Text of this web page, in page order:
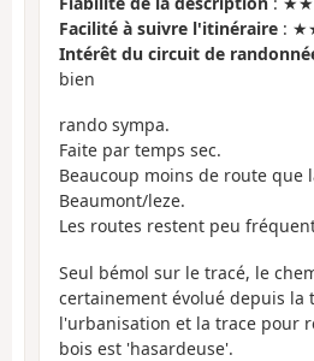
Facilité à suivre l'itinéraire :
Intérêt du circuit de
bien
rando sympa.
Faite par temps sec.
Beaucoup moins de route que
Beaumont/leze.
Les routes restent peu
Seul bémol sur le tracé, le
certainement évolué depuis la
l'urbanisation et la trace pour
bois est 'hasardeuse'.